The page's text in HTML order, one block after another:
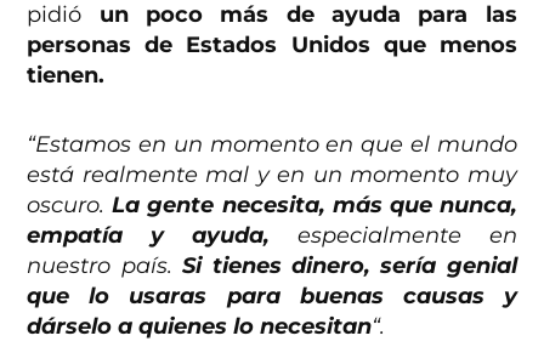
pidió un poco más de ayuda para las
personas de Estados Unidos que menos
tienen.
“Estamos en un momento en que el mundo
está realmente mal y en un momento muy
oscuro.La gente necesita, más que nunca,
empatía y ayuda, especialmente en
nuestro país.Si tienes dinero, sería genial
que lo usaras para buenas causas y
dárselo a quienes lo necesitan“.